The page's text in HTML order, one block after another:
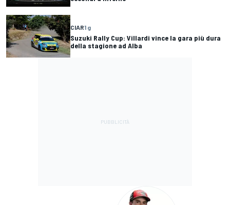
CIAR1 g
Suzuki Rally Cup: Villardi vince la gara più dura
della stagione ad Alba